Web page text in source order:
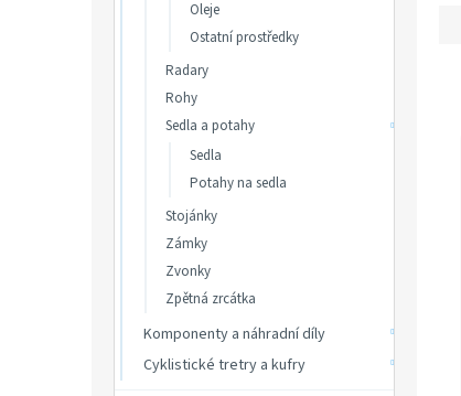
Oleje
Ostatní prostředky
Radary
Rohy
Sedla a potahy
Sedla
Potahy na sedla
Stojánky
Zámky
Zvonky
Zpětná zrcátka
Komponenty a náhradní díly
Cyklistické tretry a kufry